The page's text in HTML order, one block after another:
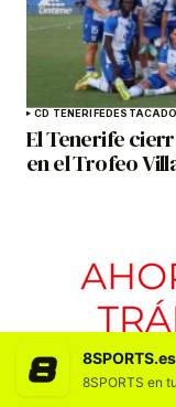
CD TENERIFE
El Tenerife
en el Trofeo
8SPORTS.es
8SPORTS en